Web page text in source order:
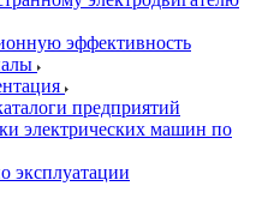
эффективность
предприятий
электрических машин по
эксплуатации